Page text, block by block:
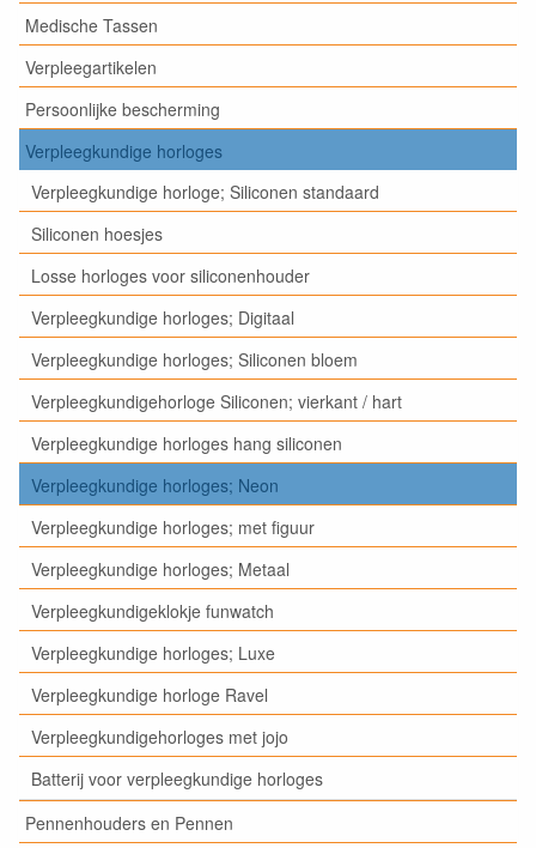
Medische Tassen
Verpleegartikelen
Persoonlijke bescherming
Verpleegkundige horloges
Verpleegkundige horloge; Siliconen standaard
Siliconen hoesjes
Losse horloges voor siliconenhouder
Verpleegkundige horloges; Digitaal
Verpleegkundige horloges; Siliconen bloem
Verpleegkundigehorloge Siliconen; vierkant / hart
Verpleegkundige horloges hang siliconen
Verpleegkundige horloges; Neon
Verpleegkundige horloges; met figuur
Verpleegkundige horloges; Metaal
Verpleegkundigeklokje funwatch
Verpleegkundige horloges; Luxe
Verpleegkundige horloge Ravel
Verpleegkundigehorloges met jojo
Batterij voor verpleegkundige horloges
Pennenhouders en Pennen